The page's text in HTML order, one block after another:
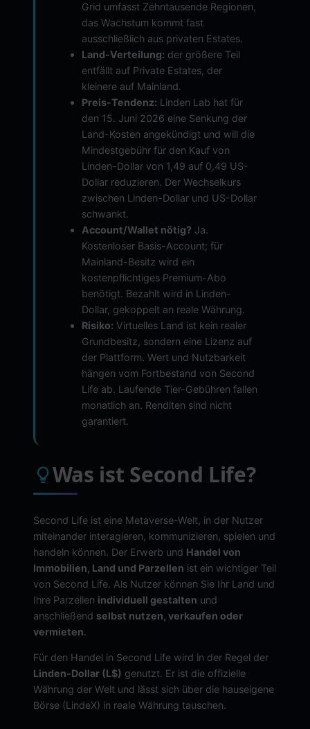
Grid umfasst Zehntausende Regionen,
das Wachstum kommt fast
ausschließlich aus privaten Estates.
Land-Verteilung: der größere Teil
entfällt auf Private Estates, der
kleinere auf Mainland.
Preis-Tendenz: Linden Lab hat für
den 15. Juni 2026 eine Senkung der
Land-Kosten angekündigt und will die
Mindestgebühr für den Kauf von
Linden-Dollar von 1,49 auf 0,49 US-
Dollar reduzieren. Der Wechselkurs
zwischen Linden-Dollar und US-Dollar
schwankt.
Account/Wallet nötig? Ja.
Kostenloser Basis-Account; für
Mainland-Besitz wird ein
kostenpflichtiges Premium-Abo
benötigt. Bezahlt wird in Linden-
Dollar, gekoppelt an reale Währung.
Risiko: Virtuelles Land ist kein realer
Grundbesitz, sondern eine Lizenz auf
der Plattform. Wert und Nutzbarkeit
hängen vom Fortbestand von Second
Life ab. Laufende Tier-Gebühren fallen
monatlich an. Renditen sind nicht
garantiert.
Was ist Second Life?
Second Life ist eine Metaverse-Welt, in der Nutzer
miteinander interagieren, kommunizieren, spielen und
handeln können. Der Erwerb und Handel von
Immobilien, Land und Parzellen ist ein wichtiger Teil
von Second Life. Als Nutzer können Sie Ihr Land und
Ihre Parzellen individuell gestalten und
anschließend selbst nutzen, verkaufen oder
vermieten.
Für den Handel in Second Life wird in der Regel der
Linden-Dollar (L$) genutzt. Er ist die offizielle
Währung der Welt und lässt sich über die hauseigene
Börse (LindeX) in reale Währung tauschen.